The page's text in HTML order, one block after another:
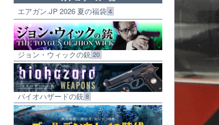
エアガン.JP 2026 夏の福袋 4
ジョン・ウィックの銃 20
バイオハザードの銃 8